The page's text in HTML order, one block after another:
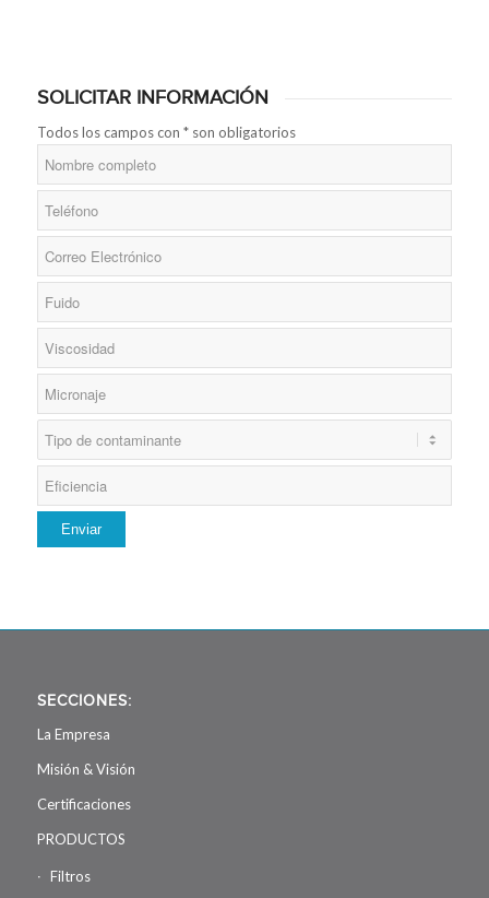
SOLICITAR INFORMACIÓN
Todos los campos con * son obligatorios
SECCIONES:
La Empresa
Misión & Visión
Certificaciones
PRODUCTOS
Filtros